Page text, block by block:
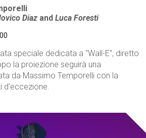
Diaz andLuca Foresti
speciale dedicata a "Wall-E", diretto
la proiezione seguirà una
da Massimo Temporelli con la
d'eccezione.